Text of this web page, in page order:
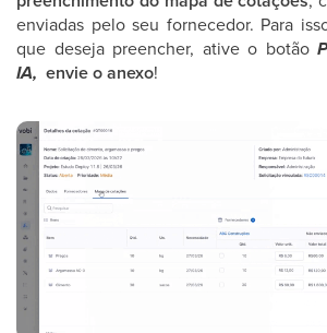
enviadas pelo seu fornecedor. Para
que deseja preencher, ative o botão
IA, envie o anexo!